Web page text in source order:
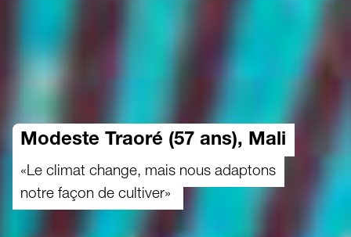
Modeste Traoré (57 ans), Mali
«Le climat change, mais nous adaptons
notre façon de cultiver»